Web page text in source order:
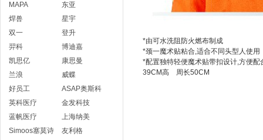
MAPA
东亚
焊兽
星宇
双一
登升
羿科
博迪嘉
凯思亿
康思曼
兰浪
威蝶
好员工
ASAP奥斯科
英科医疗
金发科技
蓝帆医疗
上海纳美
Simoos塞莫诗
友利格
*由可水洗阻防火燃布制成
*颈一魔术贴粘合,适合不同头型人使用
*配置独特轻便魔术贴带扣设计,方便
39CM高 周长50CM